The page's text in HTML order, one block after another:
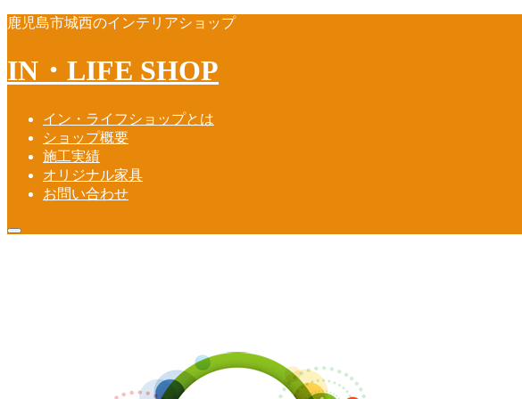
鹿児島市城西のインテリアショップ
IN・LIFE SHOP
イン・ライフショップとは
ショップ概要
施工実績
オリジナル家具
お問い合わせ